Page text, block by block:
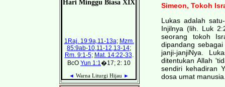
Simeon, Tokoh
Lukas adalah
Injilnya (lih. Luk
seorang tokoh
dipandang
janji-janjiNya.
ditentukan Allah
sendiri kehadiran
dosa umat